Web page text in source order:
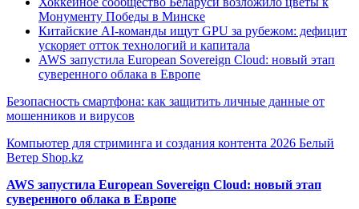
Монументу Победы в Минске
Китайские AI-команды ищут GPU за рубежом: дефицит
ускоряет отток технологий и капитала
AWS запустила European Sovereign Cloud: новый этап
суверенного облака в Европе
Безопасность смартфона: как защитить личные данные от
мошенников и вирусов
Компьютер для стриминга и создания контента 2026 Белый
Ветер Shop.kz
AWS запустила European Sovereign Cloud: новый этап
суверенного облака в Европе